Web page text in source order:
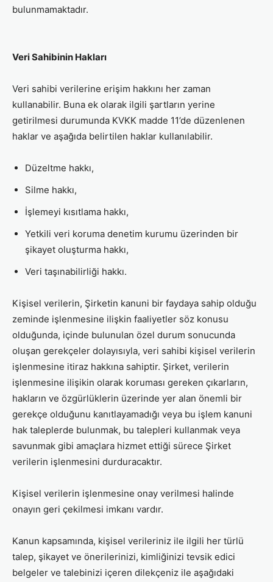
bulunmamaktadır.
Veri Sahibinin Hakları
Veri sahibi verilerine erişim hakkını her zaman
kullanabilir. Buna ek olarak ilgili şartların yerine
getirilmesi durumunda KVKK madde 11’de düzenlenen
haklar ve aşağıda belirtilen haklar kullanılabilir.
Düzeltme hakkı,
Silme hakkı,
İşlemeyi kısıtlama hakkı,
Yetkili veri koruma denetim kurumu üzerinden bir
şikayet oluşturma hakkı,
Veri taşınabilirliği hakkı.
Kişisel verilerin, Şirketin kanuni bir faydaya sahip olduğu
zeminde işlenmesine ilişkin faaliyetler söz konusu
olduğunda, içinde bulunulan özel durum sonucunda
oluşan gerekçeler dolayısıyla, veri sahibi kişisel verilerin
işlenmesine itiraz hakkına sahiptir. Şirket, verilerin
işlenmesine ilişikin olarak koruması gereken çıkarların,
hakların ve özgürlüklerin üzerinde yer alan önemli bir
gerekçe olduğunu kanıtlayamadığı veya bu işlem kanuni
hak taleplerde bulunmak, bu talepleri kullanmak veya
savunmak gibi amaçlara hizmet ettiği sürece Şirket
verilerin işlenmesini durduracaktır.
Kişisel verilerin işlenmesine onay verilmesi halinde
onayın geri çekilmesi imkanı vardır.
Kanun kapsamında, kişisel verileriniz ile ilgili her türlü
talep, şikayet ve önerilerinizi, kimliğinizi tevsik edici
belgeler ve talebinizi içeren dilekçeniz ile aşağıdaki